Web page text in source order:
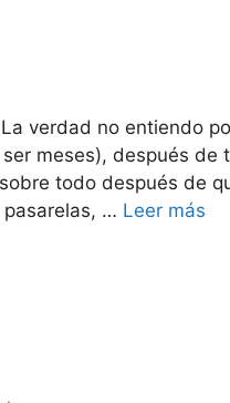
verdad no entiendo
meses), después de
todo después de
pasarelas, … Leer más